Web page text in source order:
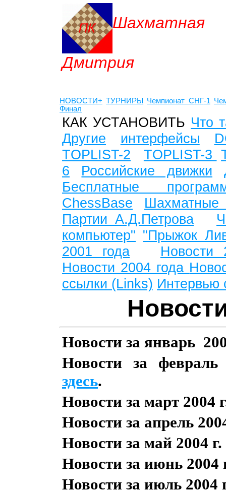
Дмитрия
НОВОСТИ+ ТУРНИРЫ Чемпионат СНГ-1
Финал
КАК УСТАНОВИТЬ Что
Другие
интерфейсы
TOPLIST-2
TOPLIST-3
6
Российские движки
Бесплатные
ChessBase
Партии А.Д.Петрова
компьютер" "Прыжок
2001 года
Новости
Новости 2004 года
ссылки (Links) Интервью
Новости за январь
Новости за
здесь.
Новости за март 2004
Новости за апрель
Новости за май 2004
Новости за июнь
Новости за июль 2004